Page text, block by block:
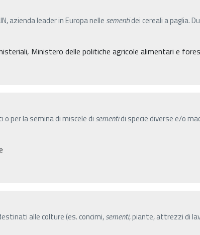
azienda leader in Europa nelle sementidei cereali a paglia.
Ministero delle politiche agricole alimentari e
per la semina di miscele di sementidi specie diverse e/o
alle colture (es. concimi,sementi, piante, attrezzi di